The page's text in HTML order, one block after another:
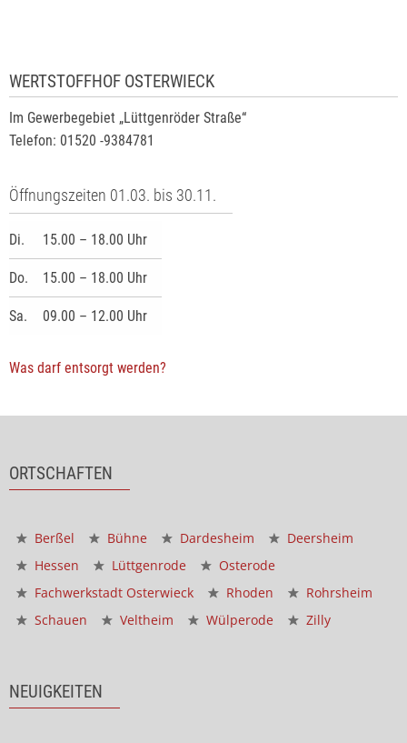
WERTSTOFFHOF OSTERWIECK
Im Gewerbegebiet „Lüttgenröder Straße“
Telefon: 01520 -9384781
Öffnungszeiten 01.03. bis 30.11.
Di. 15.00 – 18.00 Uhr
Do. 15.00 – 18.00 Uhr
Sa. 09.00 – 12.00 Uhr
Was darf entsorgt werden?
ORTSCHAFTEN
Berßel Bühne Dardesheim
Deersheim
Hessen
Lüttgenrode
Osterode
Fachwerkstadt Osterwieck
Rhoden
Rohrsheim
Schauen
Veltheim Wülperode Zilly
NEUIGKEITEN